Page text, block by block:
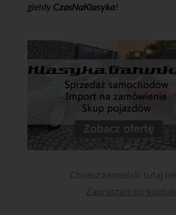
giełdy CzasNaKlasyka!
Chcesz zamieścić tutaj
Zapraszam do